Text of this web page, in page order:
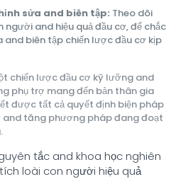
sửa and biên tập: Theo dõi
and hiệu quả đầu cơ, để chắc
and biên tập chiến lược đầu cơ kịp
chiến lược đầu cơ kỹ lưỡng and
phụ trợ mang đến bản thân gia
được tất cả quyết định biện pháp
and tăng phương pháp đang đoạt
tắc and khoa học nghiên
loài con người hiệu quả